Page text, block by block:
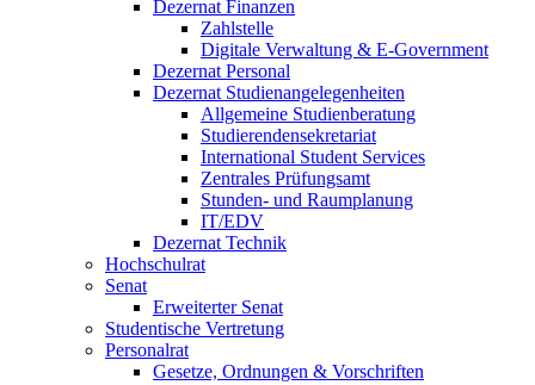
Dezernat Finanzen
Zahlstelle
Digitale Verwaltung & E-Government
Dezernat Personal
Dezernat Studienangelegenheiten
Allgemeine Studienberatung
Studierendensekretariat
International Student Services
Zentrales Prüfungsamt
Stunden- und Raumplanung
IT/EDV
Dezernat Technik
Hochschulrat
Senat
Erweiterter Senat
Studentische Vertretung
Personalrat
Gesetze, Ordnungen & Vorschriften